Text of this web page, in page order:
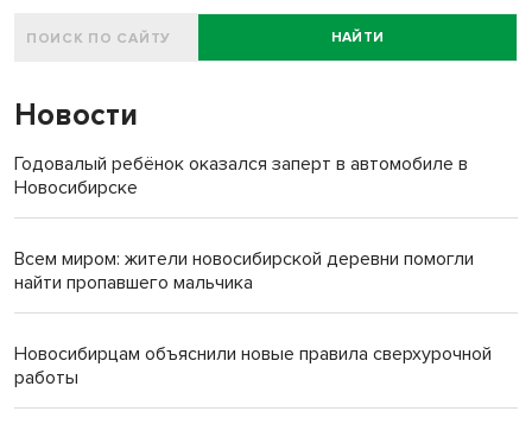
НАЙТИ
Новости
Годовалый ребёнок оказался заперт в автомобиле в
Новосибирске
Всем миром: жители новосибирской деревни помогли
найти пропавшего мальчика
Новосибирцам объяснили новые правила сверхурочной
работы